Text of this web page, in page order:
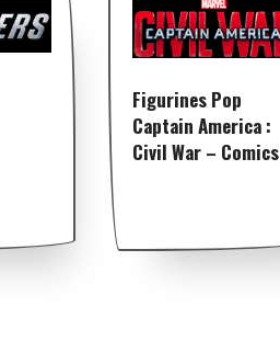
Figurines Pop
Captain America :
Civil War – Comics